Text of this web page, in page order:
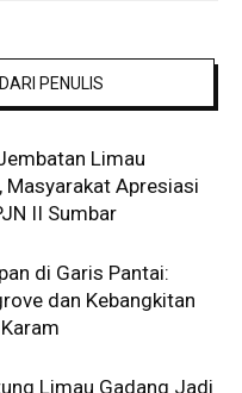
DARI PENULIS
Limau
Masyarakat Apresiasi
II Sumbar
di Garis Pantai:
dan Kebangkitan
Limau Gadang Jadi